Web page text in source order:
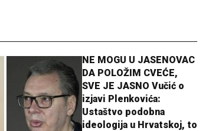
NE MOGU U JASENOVAC
DA POLOŽIM CVEĆE,
SVE JE JASNO Vučić o
izjavi Plenkovića:
Ustaštvo podobna
ideologija u Hrvatskoj, to